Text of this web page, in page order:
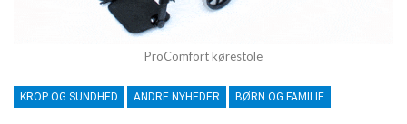
ProComfort kørestole
KROP OG SUNDHED ANDRE NYHEDER BØRN OG FAMILIE